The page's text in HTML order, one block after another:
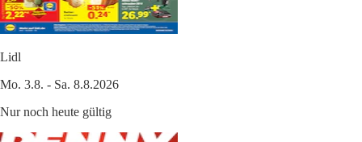
Lidl
Mo. 3.8. - Sa. 8.8.2026
Nur noch heute gültig